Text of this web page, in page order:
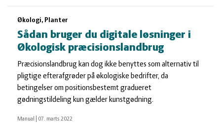
Økologi, Planter
Sådan bruger du digitale løsninger i
Økologisk præcisionslandbrug
Præcisionslandbrug kan dog ikke benyttes som alternativ til
pligtige efterafgrøder på økologiske bedrifter, da
betingelser om positionsbestemt gradueret
gødningstildeling kun gælder kunstgødning.
Manual 07. marts 2022